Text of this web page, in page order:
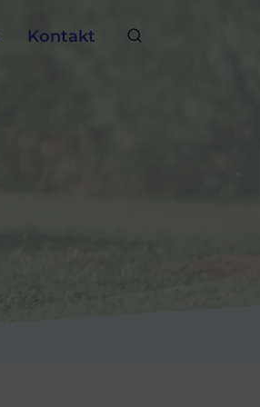
Kontakt